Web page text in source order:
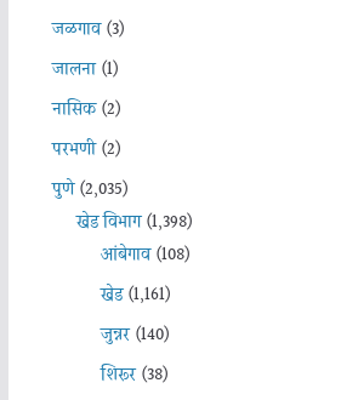
जळगाव(3)
जालना(1)
नासिक(2)
परभणी(2)
पुणे(2,035)
खेड विभाग(1,398)
आंबेगाव(108)
खेड(1,161)
जुन्नर(140)
शिरूर(38)